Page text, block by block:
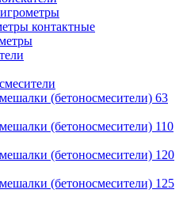
контактные
(бетоносмесители) 63
(бетоносмесители) 110
(бетоносмесители) 120
(бетоносмесители) 125